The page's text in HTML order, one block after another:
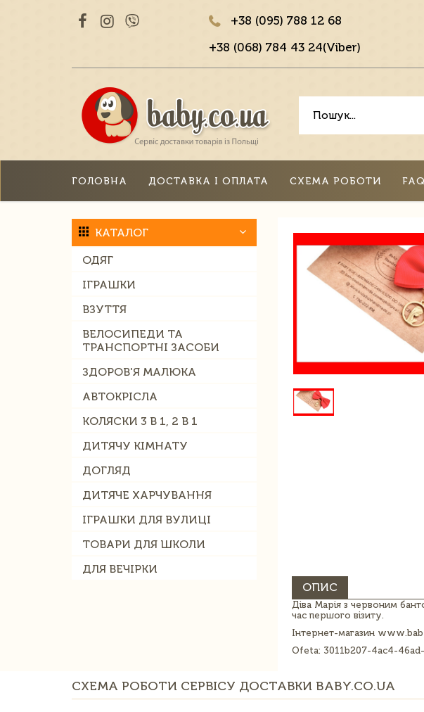
+38 (095) 788 12 68
+38 (068) 784 43 24(Viber)
ГОЛОВНА ДОСТАВКА І ОПЛАТА СХЕМА РОБОТИ FAQ
КАТАЛОГ
ОДЯГ
ІГРАШКИ
ВЗУТТЯ
ВЕЛОСИПЕДИ ТА
ТРАНСПОРТНІ ЗАСОБИ
ЗДОРОВ'Я МАЛЮКА
АВТОКРІСЛА
КОЛЯСКИ 3 В 1, 2 В 1
ДИТЯЧУ КІМНАТУ
ДОГЛЯД
ДИТЯЧЕ ХАРЧУВАННЯ
ІГРАШКИ ДЛЯ ВУЛИЦІ
ТОВАРИ ДЛЯ ШКОЛИ
ДЛЯ ВЕЧІРКИ
ОПИС
Діва Марія з червоним
час першого візиту.
Інтернет-магазин
Ofeta: 3011b207-4ac4-
СХЕМА РОБОТИ СЕРВІСУ ДОСТАВКИ BABY.CO.UA